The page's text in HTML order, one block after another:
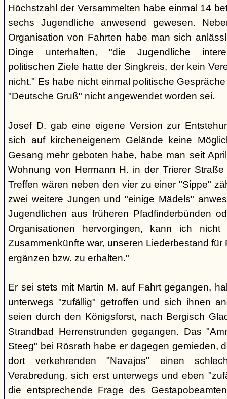
Höchstzahl der Versammelten habe einmal 14
sechs Jugendliche anwesend gewesen.
Organisation von Fahrten habe man sich
Dinge unterhalten, "die Jugendliche
politischen Ziele hatte der Singkreis, der kein
nicht." Es habe nicht einmal politische
"Deutsche Gruß" nicht angewendet worden sei.
Josef D. gab eine eigene Version zur
sich auf kircheneigenem Gelände keine
Gesang mehr geboten habe, habe man seit
Wohnung von Hermann H. in der Trierer
Treffen wären neben den vier zu einer "Sippe"
zwei weitere Jungen und "einige Mädels"
Jugendlichen aus früheren Pfadfinderbünden
Organisationen hervorgingen, kann ich
Zusammenkünfte war, unseren Liederbestand
ergänzen bzw. zu erhalten."
Er sei stets mit Martin M. auf Fahrt gegangen,
unterwegs "zufällig" getroffen und sich ihnen
seien durch den Königsforst, nach Bergisch
Strandbad Herrenstrunden gegangen. Das
Steeg" bei Rösrath habe er dagegen gemieden,
dort verkehrenden "Navajos" einen
Verabredung, sich erst unterwegs und eben
die entsprechende Frage des